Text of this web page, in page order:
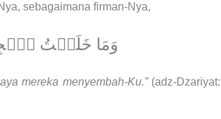
sebagaimana firman-Nya,
وَمَا خَلَقۡتُ ٱلۡجِنَّ
mereka menyembah-Ku.”(adz-Dzariyat: